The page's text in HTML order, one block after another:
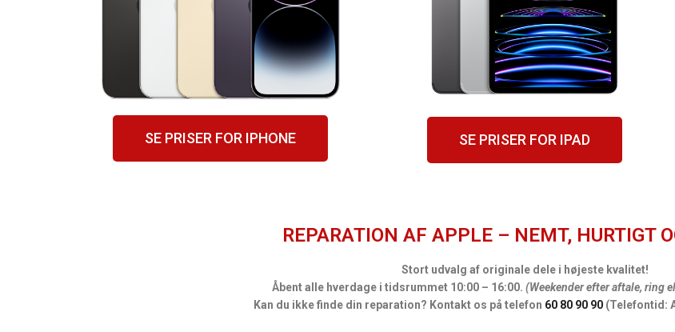
SE PRISER FOR IPHONE SE PRISER FOR IPAD
REPARATION AF APPLE – NEMT, HURTIGT
Stort udvalg af originale dele i højeste kvalitet!
Åbent alle hverdage i tidsrummet 10:00 – 16:00. (Weekender efter aftale, ring
Kan du ikke finde din reparation? Kontakt os på telefon 60 80 90 90 (Telefontid: